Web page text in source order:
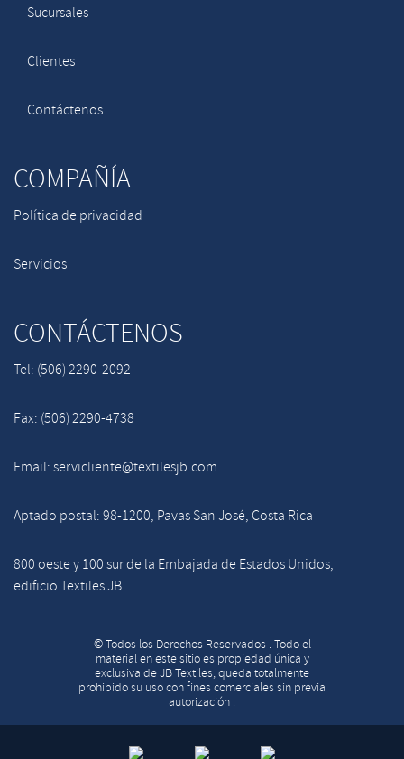
Sucursales
Clientes
Contáctenos
COMPAÑÍA
Política de privacidad
Servicios
CONTÁCTENOS
Tel: (506) 2290-2092
Fax: (506) 2290-4738
Email: servicliente@textilesjb.com
Aptado postal: 98-1200, Pavas San José, Costa Rica
800 oeste y 100 sur de la Embajada de Estados Unidos,
edificio Textiles JB.
© Todos los Derechos Reservados . Todo el
material en este sitio es propiedad única y
exclusiva de JB Textiles, queda totalmente
prohibido su uso con fines comerciales sin previa
autorización .